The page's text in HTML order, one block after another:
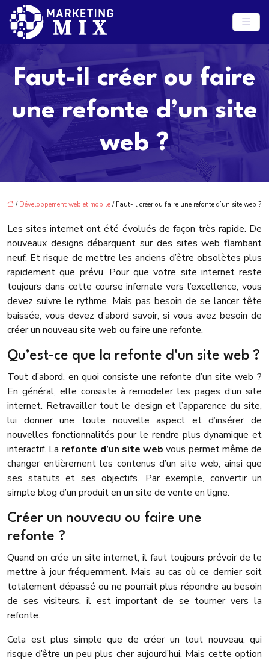
Faut-il créer ou faire
une refonte d’un site
web ?
/ Développement web et mobile / Faut-il créer ou faire une refonte d’un site web ?
Les sites internet ont été évolués de façon très rapide. De
nouveaux designs débarquent sur des sites web flambant
neuf. Et risque de mettre les anciens d’être obsolètes plus
rapidement que prévu. Pour que votre site internet reste
toujours dans cette course infernale vers l’excellence, vous
devez suivre le rythme. Mais pas besoin de se lancer tête
baissée, vous devez d’abord savoir, si vous avez besoin de
créer un nouveau site web ou faire une refonte.
Qu’est-ce que la refonte d’un site web ?
Tout d’abord, en quoi consiste une refonte d’un site web ?
En général, elle consiste à remodeler les pages d’un site
internet. Retravailler tout le design et l’apparence du site,
lui donner une toute nouvelle aspect et d’insérer de
nouvelles fonctionnalités pour le rendre plus dynamique et
interactif. La refonte d’un site web vous permet même de
changer entièrement les contenus d’un site web, ainsi que
ses statuts et ses objectifs. Par exemple, convertir un
simple blog d’un produit en un site de vente en ligne.
Créer un nouveau ou faire une
refonte ?
Quand on crée un site internet, il faut toujours prévoir de le
mettre à jour fréquemment. Mais au cas où ce dernier soit
totalement dépassé ou ne pourrait plus répondre au besoin
de ses visiteurs, il est important de se tourner vers la
refonte.
Cela est plus simple que de créer un tout nouveau, qui
risque d’être un peu plus cher aujourd’hui. Mais cette option